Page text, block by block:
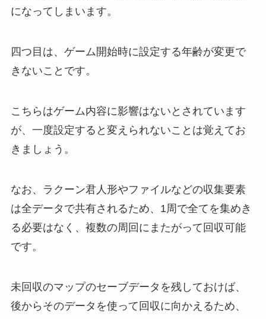
になってしまいます。
四つ目は、ゲーム開始時に設定する年齢が変更で
きないことです。
こちらはゲーム内容に影響はないとされています
が、一度設定すると変えられないことは覚えてお
きましょう。
なお、ラクーン君人形やファイルなどの収集要素
は全データで共有されるため、1周で全てを集めき
る必要はなく、複数の周回にまたがって回収可能
です。
未回収のマップのセーブデータを残しておけば、
後からそのデータを使って回収に向かえるため、